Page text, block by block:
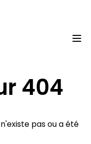
404
pas ou a été